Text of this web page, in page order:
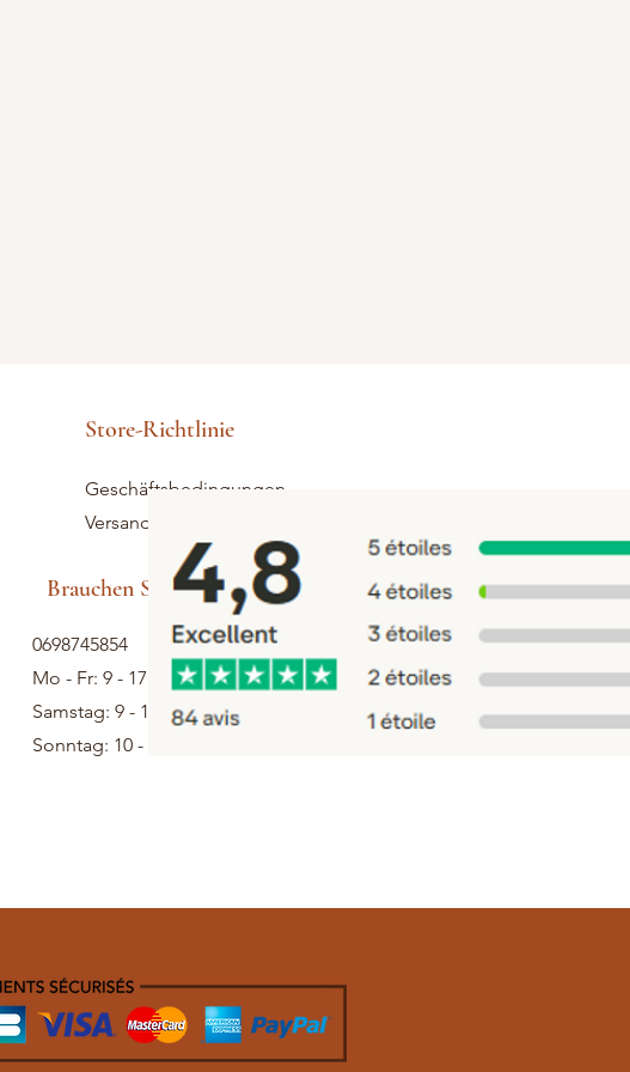
Store-Richtlinie
Geschäftsbedingungen
Versand und Rücksendungen
Brauchen Sie Hilfe
0698745854
Mo - Fr: 9 - 17 Uhr
Samstag: 9 - 13 Uhr
Sonntag: 10 - 12 Uhr